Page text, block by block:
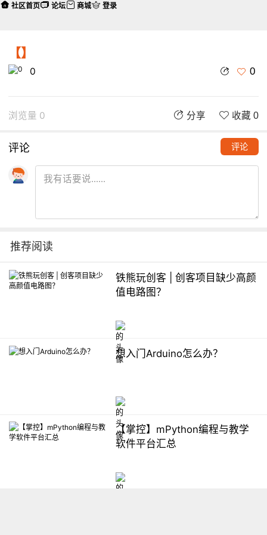
【】
0 0
浏览量 0 分享 收藏 0
评论 评论
推荐阅读
铁熊玩创客 | 创客项目缺少高颜
值电路图？
想入门Arduino怎么办？
【掌控】mPython编程与教学
软件平台汇总
社区首页 论坛 商城 登录